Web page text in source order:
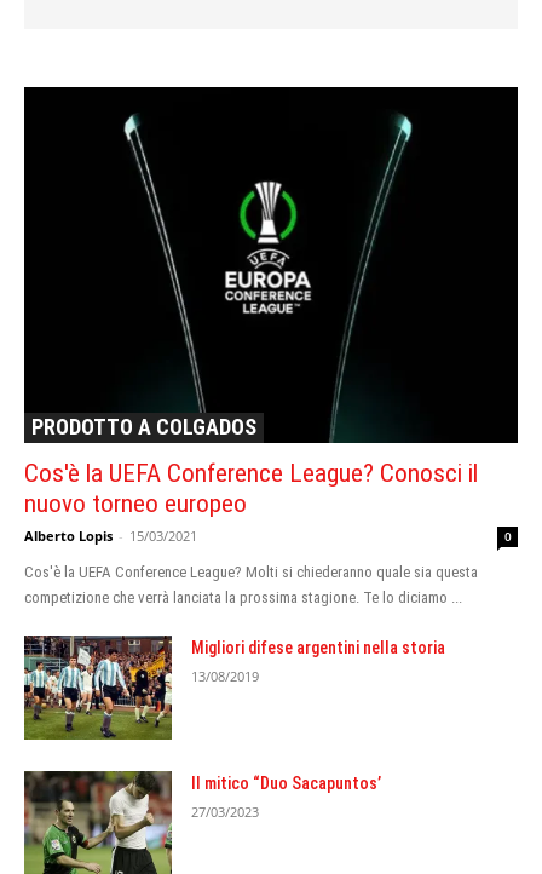
PRODOTTO A COLGADOS
Cos'è la UEFA Conference League? Conosci il
nuovo torneo europeo
Alberto Lopis - 15/03/2021 0
Cos'è la UEFA Conference League? Molti si chiederanno quale sia questa
competizione che verrà lanciata la prossima stagione. Te lo diciamo ...
Migliori difese argentini nella storia
13/08/2019
Il mitico “Duo Sacapuntos’
27/03/2023